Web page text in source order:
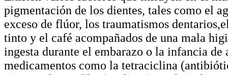
pigmentación de los dientes, tales como el
exceso de flúor, los traumatismos
tinto y el café acompañados de una mala
ingesta durante el embarazo o la infancia de
medicamentos como la tetraciclina